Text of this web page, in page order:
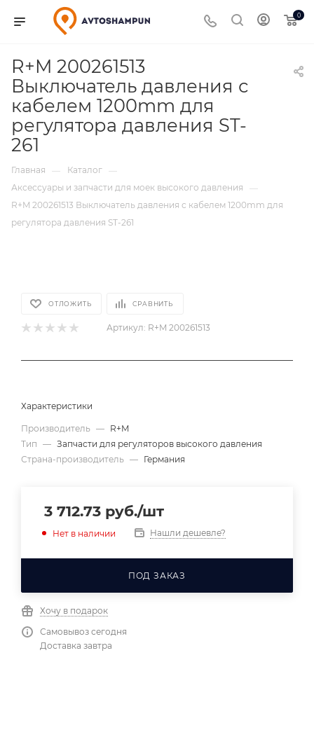
0
R+M 200261513
Выключатель давления с
кабелем 1200mm для
регулятора давления ST-
261
Главная — Каталог —
Аксессуары и запчасти для моек высокого давления
—
R+M 200261513 Выключатель давления с кабелем 1200mm для
регулятора давления ST-261
ОТЛОЖИТЬ СРАВНИТЬ
Артикул: R+M 200261513
Характеристики
Производитель — R+M
Тип — Запчасти для регуляторов высокого давления
Страна-производитель — Германия
3 712.73 руб./шт
Нет в наличии Нашли дешевле?
ПОД ЗАКАЗ
Хочу в подарок
Самовывоз сегодня
Доставка завтра